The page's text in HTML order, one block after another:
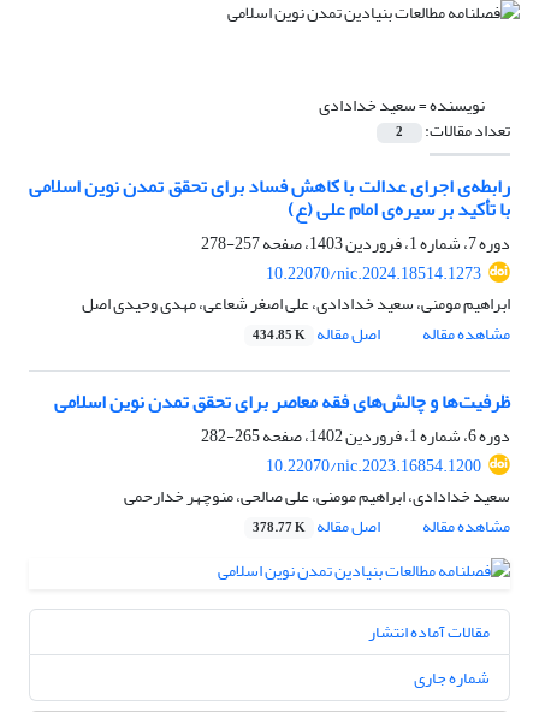
نویسنده =سعید خدادادی
تعداد مقالات: 2
رابطه‌ی اجرای عدالت با کاهش فساد برای تحقق تمدن نوین اسلامی
با تأکید بر سیره‌ی امام علی (ع)
دوره 7، شماره 1، فروردین 1403، صفحه
257-278
10.22070/nic.2024.18514.1273
ابراهیم مومنی، سعید خدادادی، علی اصغر شعاعی، مهدی وحیدی اصل
مشاهده مقاله
اصل مقاله 434.85 K
ظرفیت‌ها و چالش‌های فقه معاصر برای تحقق تمدن نوین اسلامی
دوره 6، شماره 1، فروردین 1402، صفحه
265-282
10.22070/nic.2023.16854.1200
سعید خدادادی، ابراهیم مومنی، علی صالحی، منوچهر خدارحمی
مشاهده مقاله
اصل مقاله 378.77 K
مقالات آماده انتشار
شماره جاری